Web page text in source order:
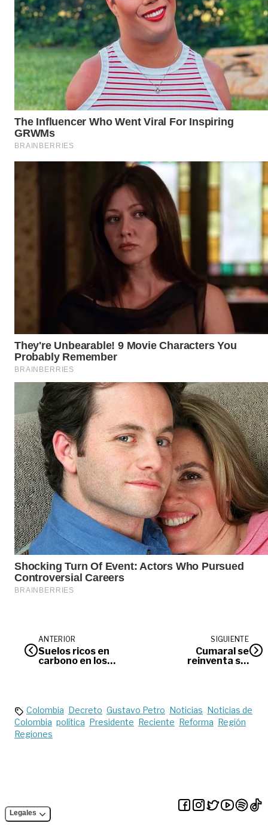
ANTERIOR
Suelos ricos en
carbono en los
Colombia
SIGUIENTE
Cumaral se
reinventa sin
Colombia Decreto Gustavo Petro Noticias Noticias de
Colombia política Presidente Reciente Reforma Región
Regiones
Legales